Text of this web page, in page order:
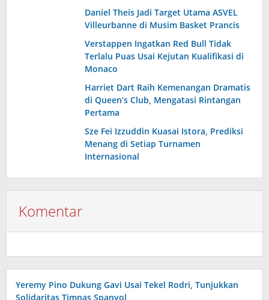
Daniel Theis Jadi Target Utama ASVEL
Villeurbanne di Musim Basket Prancis
Verstappen Ingatkan Red Bull Tidak
Terlalu Puas Usai Kejutan Kualifikasi di
Monaco
Harriet Dart Raih Kemenangan Dramatis
di Queen’s Club, Mengatasi Rintangan
Pertama
Sze Fei Izzuddin Kuasai Istora, Prediksi
Menang di Setiap Turnamen
Internasional
Komentar
Yeremy Pino Dukung Gavi Usai Tekel Rodri, Tunjukkan
Solidaritas Timnas Spanyol